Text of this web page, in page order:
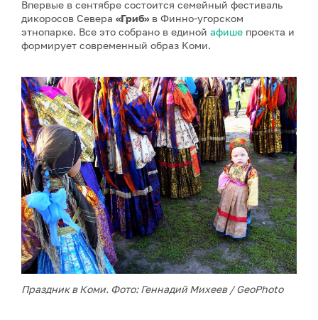
Впервые в сентябре состоится семейный фестиваль
дикоросов Севера «Гриб»в Финно-угорском
этнопарке. Все это собрано в единой афише проекта и
формирует современный образ Коми.
Праздник в Коми. Фото: Геннадий Михеев / GeoPhoto